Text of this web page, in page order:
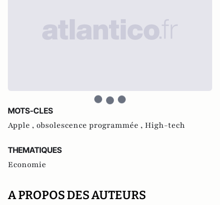
MOTS-CLES
Apple , obsolescence programmée , High-tech
THEMATIQUES
Economie
A PROPOS DES AUTEURS